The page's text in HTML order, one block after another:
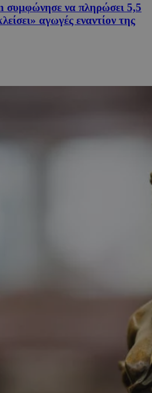
να πληρώσει 5,5
αγωγές εναντίον της